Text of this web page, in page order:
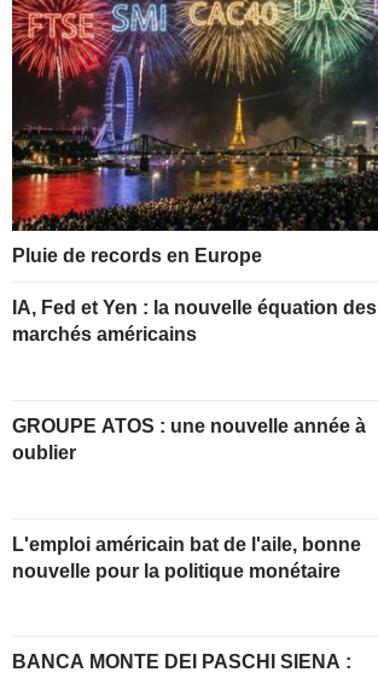
Pluie de records en Europe
IA, Fed et Yen : la nouvelle équation des
marchés américains
GROUPE ATOS : une nouvelle année à
oublier
L'emploi américain bat de l'aile, bonne
nouvelle pour la politique monétaire
BANCA MONTE DEI PASCHI SIENA :